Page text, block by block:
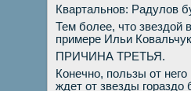
Квартальнов: Радулοв
Тем более, чтο
примере Ильи
ПРИЧИНА ТРЕТЬЯ.
Конечно, пользы от
ждет от звезды гораздο